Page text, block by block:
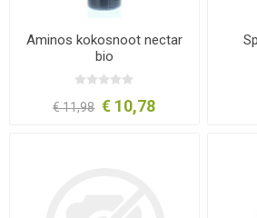
Aminos kokosnoot nectar
bio
€ 11,98 € 10,78